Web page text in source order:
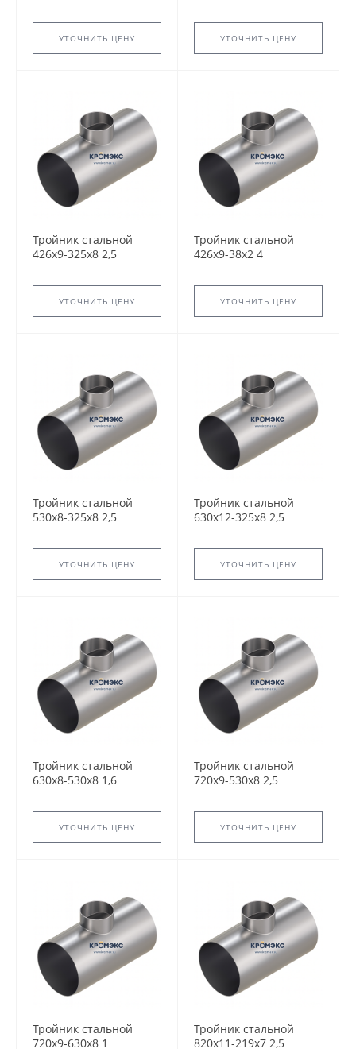
5.903-13 переходный
сварнойУТОЧНИТЬ ЦЕНУ
5.903-13 переходный
сварнойУТОЧНИТЬ ЦЕНУ
Тройник стальной
426x9-325х8 2,5
5.903-13 переходный
сварнойУТОЧНИТЬ ЦЕНУ
Тройник стальной
426x9-38х2 4
5.903-13 переходный
сварнойУТОЧНИТЬ ЦЕНУ
Тройник стальной
530x8-325х8 2,5
5.903-13 переходный
сварнойУТОЧНИТЬ ЦЕНУ
Тройник стальной
630x12-325х8 2,5
5.903-13 переходный
сварнойУТОЧНИТЬ ЦЕНУ
Тройник стальной
630x8-530х8 1,6
5.903-13 переходный
сварнойУТОЧНИТЬ ЦЕНУ
Тройник стальной
720x9-530х8 2,5
5.903-13 переходный
сварнойУТОЧНИТЬ ЦЕНУ
Тройник стальной
720x9-630х8 1
Тройник стальной
820x11-219х7 2,5